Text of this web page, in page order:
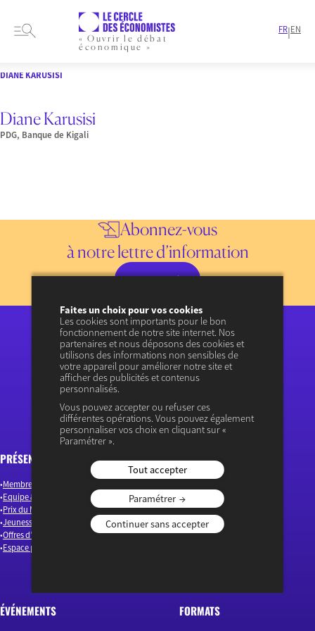
« Ouvrir le débat
économique »
FR|EN
DIANE KARUSISI
Diane Karusisi
PDG, Banque de Kigali
Abonnez-vous
à notre lettre d’information
JE M’INSCRIS
« Ouvrir le débat économique »
PRÉSENTATION
Membres & Auteurs
Equipe & Gouvernance
Prix du Meilleur Jeune Économiste
Jeunesse(s)
Offres d’emploi
Espace presse
ARTICLES
Environnement & Energie
Finance
Industrie & Innovation
Macroéconomie
ÉVÉNEMENTS FORMATS
Faites un choix pour vos cookies
Les cookies sont importants pour le bon
fonctionnement de notre site internet. Nos
partenaires et nous déposons des cookies et
utilisons des informations non sensibles de
votre appareil pour améliorer notre site et
afficher des publicités et contenus
personnalisés.
Vous pouvez accepter ou refuser ces
différentes opérations. Vous pouvez également
personnaliser vos choix en cliquant sur «
Paramétrer ».
Tout accepter
Paramétrer
Continuer sans accepter